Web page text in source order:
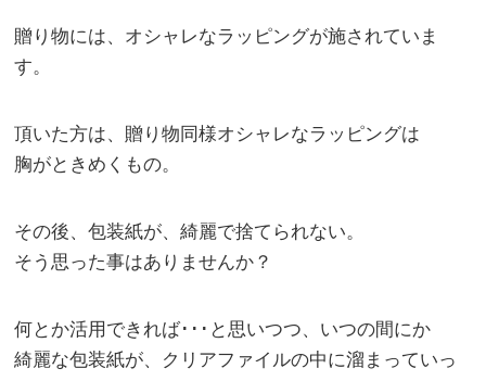
贈り物には、オシャレなラッピングが施されていま
す。
頂いた方は、贈り物同様オシャレなラッピングは
胸がときめくもの。
その後、包装紙が、綺麗で捨てられない。
そう思った事はありませんか？
何とか活用できれば･･･と思いつつ、いつの間にか
綺麗な包装紙が、クリアファイルの中に溜まっていっ